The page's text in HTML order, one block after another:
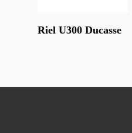
Leer Más
Riel U300 Ducasse